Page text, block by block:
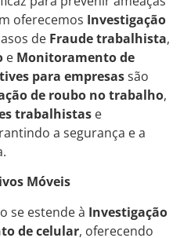
oferecemos Investigação
de Fraude trabalhista,
e Monitoramento de
para empresassão
de roubo no trabalho,
trabalhistas e
a segurança e a
Móveis
se estende à Investigação
de celular, oferecendo